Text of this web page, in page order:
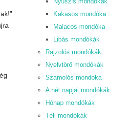
Kakasos mondóka
Malacos mondóka
Libás mondókák
Rajzolós mondókák
Nyelvtörő mondókák
Számolós mondóka
A hét napjai mondókák
Hónap mondókák
Téli mondókák